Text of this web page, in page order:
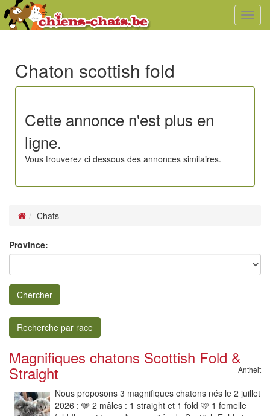
Chaton scottish fold
Cette annonce n'est plus en
ligne.
Vous trouverez ci dessous des annonces similaires.
Chats
Province:
Chercher
Recherche par race
Magnifiques chatons Scottish Fold &
Straight Antheit
Nous proposons 3 magnifiques chatons nés le 2 juillet
2026 : 🩵 2 mâles : 1 straight et 1 fold 🩷 1 femelle